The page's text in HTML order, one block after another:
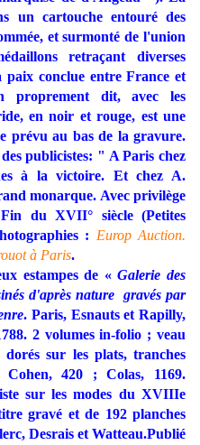
un cartouche entouré des
et surmonté de l'union
retraçant diverses
conclue entre France et
proprement dit, avec les
en noir et rouge, est une
prévu au bas de la gravure.
publicistes: " A Paris chez
à la victoire. Et chez A.
monarque. Avec privilège
du XVII° siècle (Petites
: Europ Auction.
à Paris.
estampes de «Galerie des
d'après nature gravés par
. Paris, Esnauts et Rapilly,
2 volumes in-folio ; veau
sur les plats, tranches
Cohen, 420 ; Colas, 1169.
sur les modes du XVIIIe
gravé et de 192 planches
Desrais et Watteau.Publié